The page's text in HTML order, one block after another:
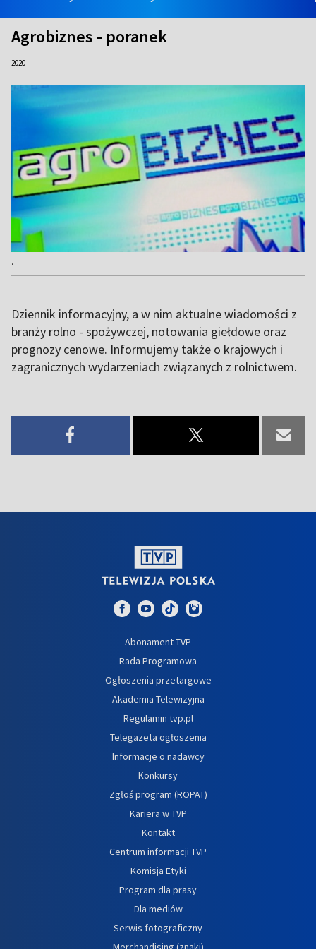
Agrobiznes - poranek
2020
.
Dziennik informacyjny, a w nim aktualne wiadomości z
branży rolno - spożywczej, notowania giełdowe oraz
prognozy cenowe. Informujemy także o krajowych i
zagranicznych wydarzeniach związanych z rolnictwem.
Abonament TVP
Rada Programowa
Ogłoszenia przetargowe
Akademia Telewizyjna
Regulamin tvp.pl
Telegazeta ogłoszenia
Informacje o nadawcy
Konkursy
Zgłoś program (ROPAT)
Kariera w TVP
Kontakt
Centrum informacji TVP
Komisja Etyki
Program dla prasy
Dla mediów
Serwis fotograficzny